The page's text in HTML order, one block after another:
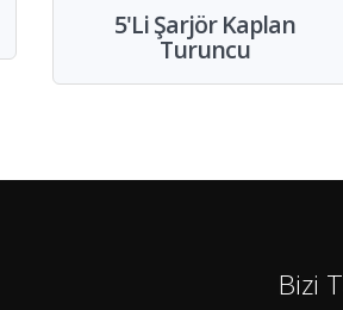
5'Li Şarjör Kaplan
Turuncu
Bizi